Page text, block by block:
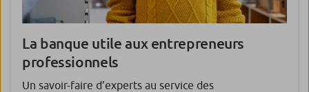
La banque utile aux entrepreneurs
professionnels
Un savoir-faire d’experts au service des